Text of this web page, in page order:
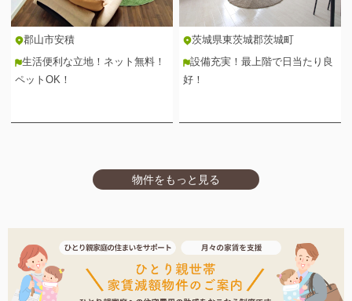
郡山市安積
生活便利な立地！ネット無料！
ペットOK！
茨城県東茨城郡茨城町
設備充実！最上階で日当たり良
好！
物件をもっと見る